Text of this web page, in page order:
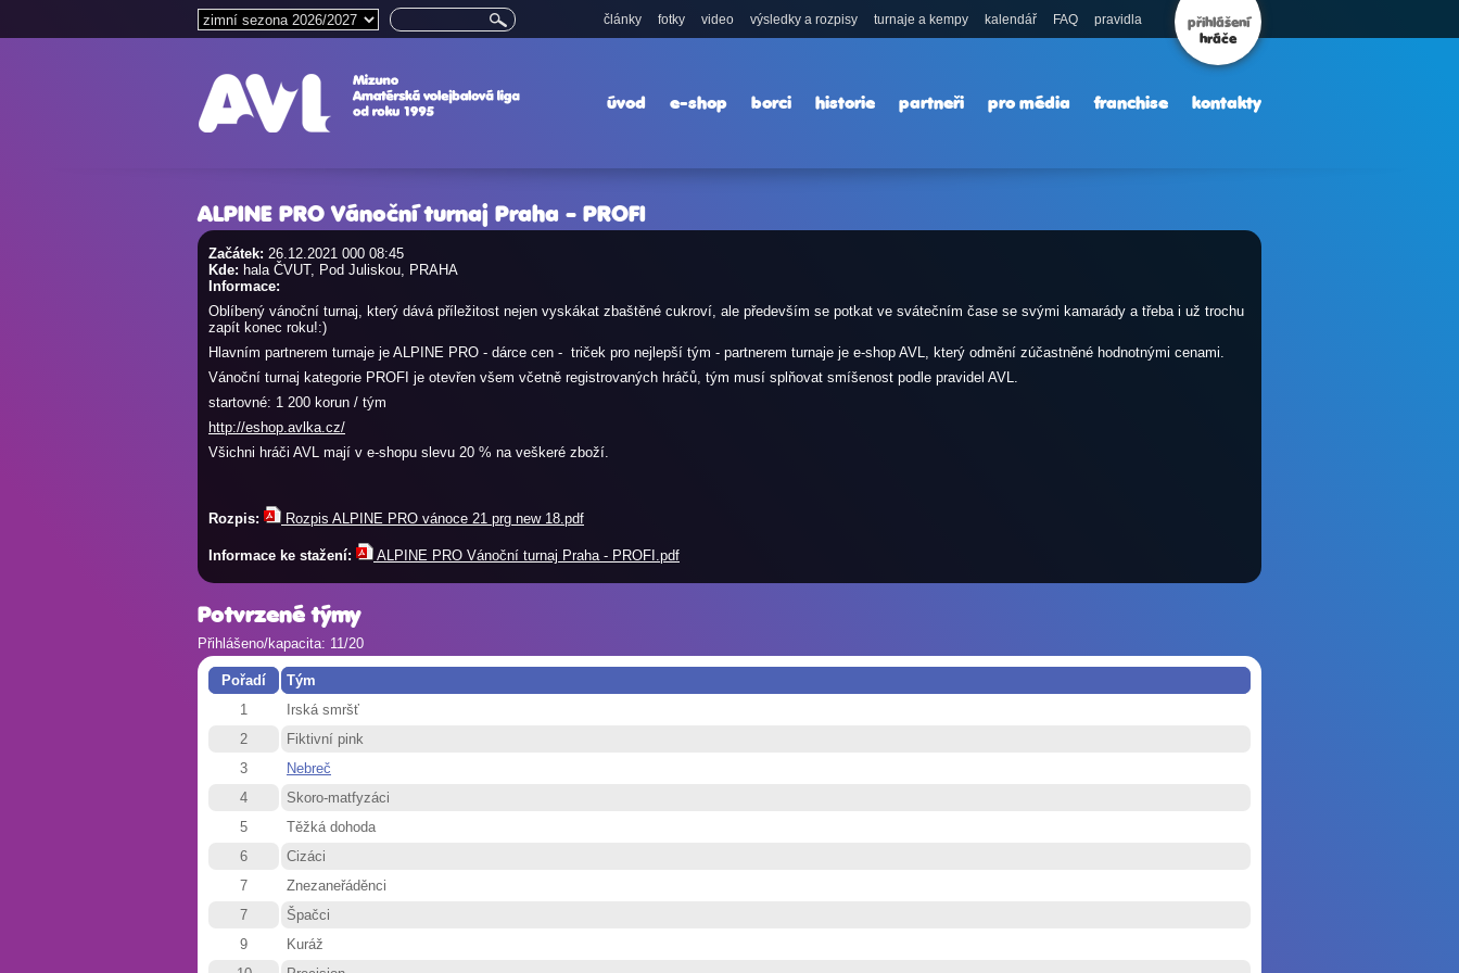
přihlášení
hráče
pravidla
FAQ
kalendář
turnaje a kempy
výsledky a rozpisy
video
fotky
články
kontakty
franchise
pro média
partneři
historie
borci
e-shop
úvod
ALPINE PRO Vánoční turnaj Praha - PROFI
Začátek: 26.12.2021 000 08:45
Kde: hala ČVUT, Pod Juliskou, PRAHA
Informace:
Oblíbený vánoční turnaj, který dává příležitost nejen vyskákat zbaštěné cukroví, ale především se potkat ve svátečním čase se svými kamarády a třeba i už trochu
zapít konec roku!:)
Hlavním partnerem turnaje je ALPINE PRO - dárce cen - triček pro nejlepší tým - partnerem turnaje je e-shop AVL, který odmění zúčastněné hodnotnými cenami.
Vánoční turnaj kategorie PROFI je otevřen všem včetně registrovaných hráčů, tým musí splňovat smíšenost podle pravidel AVL.
startovné: 1 200 korun / tým
http://eshop.avlka.cz/
Všichni hráči AVL mají v e-shopu slevu 20 % na veškeré zboží.
Rozpis: Rozpis ALPINE PRO vánoce 21 prg new 18.pdf
Informace ke stažení: ALPINE PRO Vánoční turnaj Praha - PROFI.pdf
Potvrzené týmy
Přihlášeno/kapacita: 11/20
Pořadí
Tým
1
Irská smršť
2
Fiktivní pink
3
Nebreč
4
Skoro-matfyzáci
5
Těžká dohoda
6
Cizáci
7
Znezaneřáděnci
7
Špačci
9
Kuráž